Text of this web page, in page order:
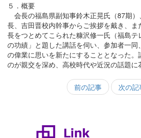
５．概要
会長の福島県副知事鈴木正晃氏（87期
長、吉田晋校内幹事からご挨拶を戴き、ま
長をつとめてこられた糠沢修一氏（福島
の功績」と題した講話を伺い、参加者一同
の偉業に思いを新たにすることとなった。
のが親交を深め、高校時代や近況の話題に
前の記事 次の記